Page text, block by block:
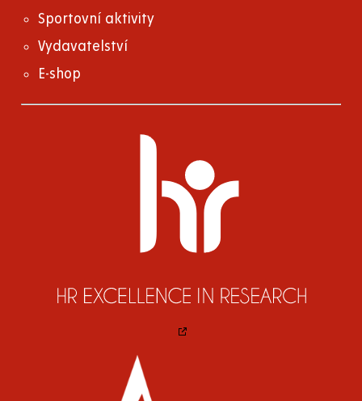
Sportovní aktivity
Vydavatelství
E-shop